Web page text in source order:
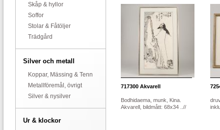
Skåp & hyllor
Soffor
Stolar & Fåtöljer
Trädgård
Silver och metall
Koppar, Mässing & Tenn
Metallföremål, övrigt
Silver & nysilver
Ur & klockor
717300 Akvarell
Bodhidaema, munk, Kina.
Akvarell, bildmått: 68x34 ..//